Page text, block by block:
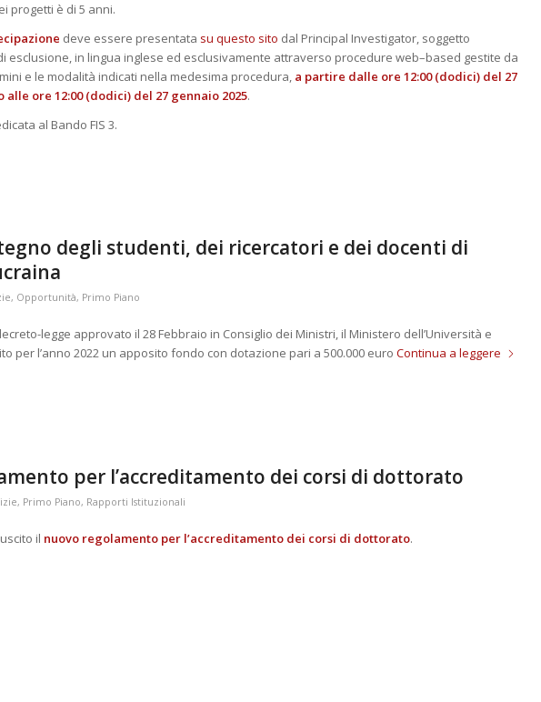
progetti è di 5 anni.
deve essere presentata su questo sito dal Principal Investigator, soggetto
esclusione, in lingua inglese ed esclusivamente attraverso procedure web–based gestite da
e le modalità indicati nella medesima procedura, a partire dalle ore 12:00 (dodici) del 27
alle ore 12:00 (dodici) del 27 gennaio 2025.
al Bando FIS 3.
degli studenti, dei ricercatori e dei docenti di
, Opportunità, Primo Piano
legge approvato il 28 Febbraio in Consiglio dei Ministri, il Ministero dell’Università e
per l’anno 2022 un apposito fondo con dotazione pari a 500.000 euro Continua a leggere
per l’accreditamento dei corsi di dottorato
, Primo Piano, Rapporti Istituzionali
il nuovo regolamento per l’accreditamento dei corsi di dottorato.